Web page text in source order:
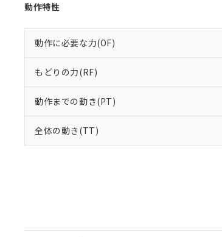
動作特性
動作に必要な力(OF)
もどりの力(RF)
動作までの動き(PT)
全体の動き(TT)